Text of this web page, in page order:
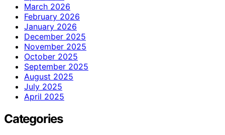
March 2026
February 2026
January 2026
December 2025
November 2025
October 2025
September 2025
August 2025
July 2025
April 2025
Categories